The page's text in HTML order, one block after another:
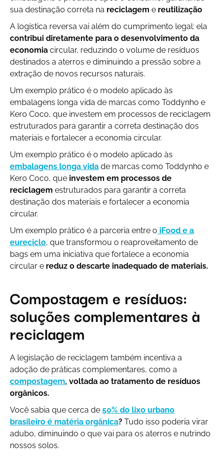
sua destinação correta na reciclagem e reutilização
A logística reversa vai além do cumprimento legal: ela
contribui diretamente para o desenvolvimento da
economia circular, reduzindo o volume de resíduos
destinados a aterros e diminuindo a pressão sobre a
extração de novos recursos naturais.
Um exemplo prático é o modelo aplicado às
embalagens longa vida de marcas como Toddynho e
Kero Coco, que investem em processos de reciclagem
estruturados para garantir a correta destinação dos
materiais e fortalecer a economia circular.
Um exemplo prático é o modelo aplicado às
embalagens longa vida de marcas como Toddynho e
Kero Coco, que investem em processos de
reciclagem estruturados para garantir a correta
destinação dos materiais e fortalecer a economia
circular.
Um exemplo prático é a parceria entre o iFood e a
eureciclo, que transformou o reaproveitamento de
bags em uma iniciativa que fortalece a economia
circular e reduz o descarte inadequado de materiais.
Compostagem e resíduos:
soluções complementares à
reciclagem
A legislação de reciclagem também incentiva a
adoção de práticas complementares, como a
compostagem, voltada ao tratamento de resíduos
orgânicos.
Você sabia que cerca de 50% do lixo urbano
brasileiro é matéria orgânica? Tudo isso poderia virar
adubo, diminuindo o que vai para os aterros e nutrindo
nossos solos.